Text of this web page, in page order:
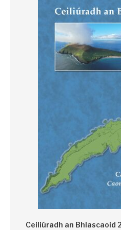
Ceiliúradh an Bhlascaoid